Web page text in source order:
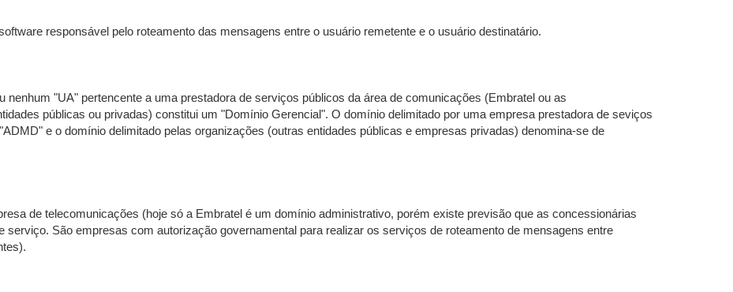
responsável pelo roteamento das mensagens entre o usuário remetente e o usuário destinatário.
nenhum "UA" pertencente a uma prestadora de serviços públicos da área de comunicações (Embratel ou as
públicas ou privadas) constitui um "Domínio Gerencial". O domínio delimitado por uma empresa prestadora de seviços
e o domínio delimitado pelas organizações (outras entidades públicas e empresas privadas) denomina-se de
de telecomunicações (hoje só a Embratel é um domínio administrativo, porém existe previsão que as concessionárias
serviço. São empresas com autorização governamental para realizar os serviços de roteamento de mensagens entre